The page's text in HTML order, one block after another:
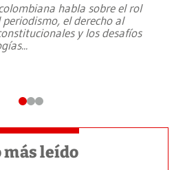
habla sobre el rol
el derecho al
y los desafíos
...
más leído